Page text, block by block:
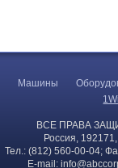
Машины
ВСЕ ПРАВА
Россия,
Тел.: (812) 560-00-04;
E-mail: